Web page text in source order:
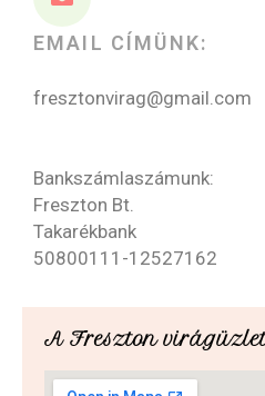
EMAIL CÍMÜNK:
fresztonvirag@gmail.com
Bankszámlaszámunk:
Freszton Bt.
Takarékbank
50800111-12527162
A Freszton